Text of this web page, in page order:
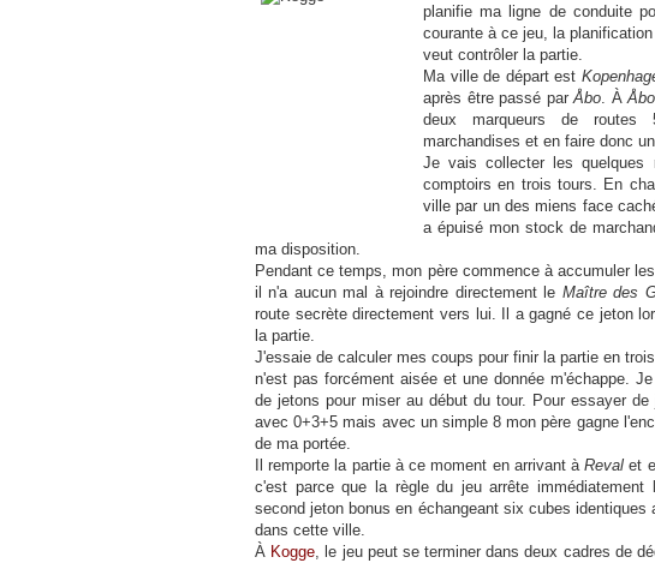
planifie ma ligne de conduite
courante à ce jeu, la
veut contrôler la partie.
Ma ville de départ est
après être passé parÅbo. ÀÅbo
deux marqueurs de routes
marchandises et en faire donc
Je vais collecter les quelques
comptoirs en trois tours. En
ville par un des miens face
a épuisé mon stock de
ma disposition.
Pendant ce temps, mon père commence à accumuler
il n'a aucun mal à rejoindre directement le Maître des
route secrète directement vers lui. Il a gagné ce jeton
la partie.
J'essaie de calculer mes coups pour finir la partie en
n'est pas forcément aisée et une donnée m'échappe.
de jetons pour miser au début du tour. Pour essayer
avec 0+3+5 mais avec un simple 8 mon père gagne
de ma portée.
Il remporte la partie à ce moment en arrivant àReval et
c'est parce que la règle du jeu arrête
second jeton bonus en échangeant six cubes identiques
dans cette ville.
À Kogge, le jeu peut se terminer dans deux cadres de